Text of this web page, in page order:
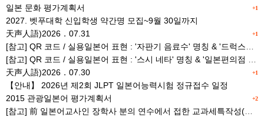
+1
일본 문화 평가계획서
2027. 벳푸대학 신입학생 약간명 모집~9월 30일까지
+1
天声人語)2026．07.31
+1
天声人語)2026．07.30
【안내】 2026년 제2회 JLPT 일본어능력시험 정규접수 일정
+2
2015 관광일본어 평가계획서